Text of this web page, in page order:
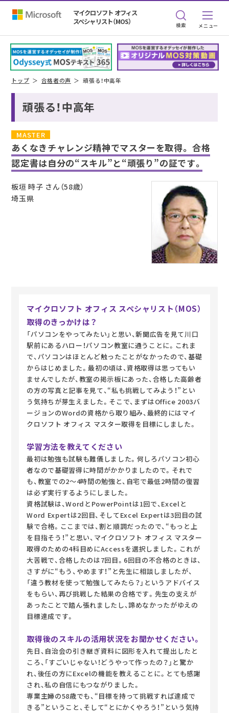
マイクロソフト オフィス
スペシャリスト（MOS）
検索
トップ 合格者の声 頑張る！中高年
頑張る！中高年
MASTER
あくなきチャレンジ精神でマスターを取得。 合格
認定書は自分の“スキル”と“頑張り”の証です。
板垣 時子 さん（58歳）
埼玉県
マイクロソフト オフィス スペシャリスト（MOS）
取得のきっかけは？
「パソコンをやってみたい」と思い、新聞広告を見て川口
駅前にあるハロー！パソコン教室に通うことに。これま
で、パソコンはほとんど触ったことがなかったので、基礎
からはじめました。最初の頃は、資格取得は思ってもい
ませんでしたが、教室の掲示板にあった、合格した高齢者
の方の写真と記事を見て、“私も挑戦してみよう！”とい
う気持ちが芽生えました。そこで、まずはOffice 2003バ
ージョンのWordの資格から取り組み、最終的にはマイ
クロソフト オフィス マスター取得を目標にしました。
学習方法を教えてください
最初は勉強も試験も難儀しました。何しろパソコン初心
者なので基礎習得に時間がかかりましたので。それで
も、教室での2～4時間の勉強と、自宅で最低2時間の復習
は必ず実行するようにしました。
資格試験は、WordとPowerPointは1回で、Excelと
Word Expertは2回目、そしてExcel Expertは3回目の試
験で合格。ここまでは、割と順調だったので、“もっと上
を目指そう！”と思い、マイクロソフト オフィス マスター
取得のための4科目めにAccessを選択しました。これが
大苦戦で、合格したのは7回目。6回目の不合格のときは、
さすがに“もう、やめます！”と先生に相談しましたが、
「違う教材を使って勉強してみたら？」というアドバイス
をもらい、再び挑戦した結果の合格です。先生の支えが
あったことで踏ん張れましたし、諦めなかったがゆえの
目標達成です。
取得後のスキルの活用状況をお聞かせください。
先日、自治会の引き継ぎ資料に図形を入れて提出したと
ころ、「すごいじゃない！どうやって作ったの？」と驚か
れ、後任の方にExcelの機能を教えることに。とても感謝
され、私の自信にもつながりました。
専業主婦の58歳でも、“目標を持って挑戦すれば達成で
きる”ということ、そして“とにかくやろう！”という気持